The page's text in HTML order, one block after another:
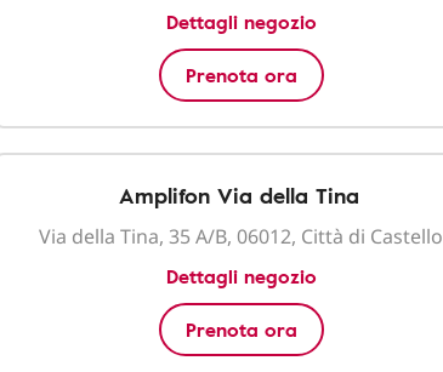
Dettagli negozio
Prenota ora
Amplifon Via della Tina
Via della Tina, 35 A/B, 06012, Città di Castello
Dettagli negozio
Prenota ora